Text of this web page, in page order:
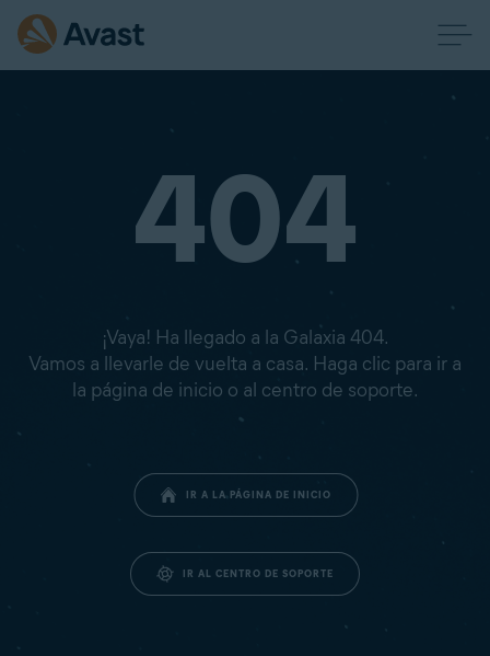
404
¡Vaya! Ha llegado a la Galaxia 404.
Vamos a llevarle de vuelta a casa. Haga clic para ir a
la página de inicio o al centro de soporte.
IR A LA PÁGINA DE INICIO
IR AL CENTRO DE SOPORTE